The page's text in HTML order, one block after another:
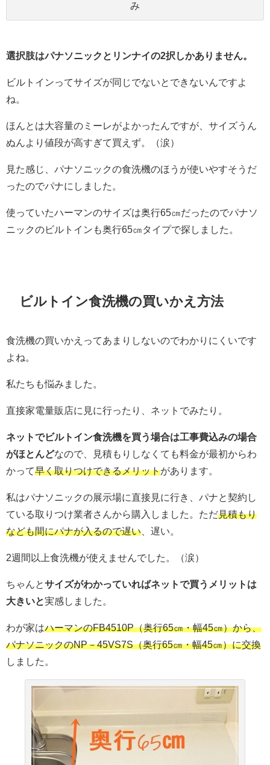
み
選択肢はパナソニックとリンナイの2択しかありません。
ビルトインってサイズが同じでないとできないんですよ
ね。
ほんとは大容量のミーレがよかったんですが、サイズうん
ぬんより値段が高すぎて買えず。（涙）
見た感じ、パナソニックの食洗機のほうが使いやすそうだ
ったのでパナにしました。
使っていたハーマンのサイズは奥行65㎝だったのでパナソ
ニックのビルトインも奥行65㎝タイプで探しました。
ビルトイン食洗機の買いかえ方法
食洗機の買いかえってあまりしないのでわかりにくいです
よね。
私たちも悩みました。
直接家電量販店に見に行ったり、ネットでみたり。
ネットでビルトイン食洗機を買う場合は工事費込みの場合
がほとんどなので、見積もりしなくても料金が最初からわ
かって早く取りつけできるメリットがあります。
私はパナソニックの展示場に直接見に行き、パナと契約し
ている取りつけ業者さんから購入しました。ただ見積もり
なども間にパナが入るので遅い 、遅い。
2週間以上食洗機が使えませんでした。（涙）
ちゃんとサイズがわかっていればネットで買うメリットは
大きいと実感しました。
わが家はハーマンのFB4510P（奥行65㎝・幅45㎝）から、
パナソニックのNP－45VS7S（奥行65㎝・幅45㎝）に交換
しました。